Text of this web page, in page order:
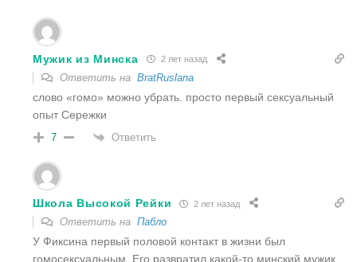
Мужик из Минска 2 лет назад
Ответить на BratRuslana
слово «гомо» можно убрать. просто первый сексуальный
опыт Сережки
7 Ответить
Школа Высокой Рейки 2 лет назад
Ответить на Пабло
У Фиксина первый половой контакт в жизни был
гомосексуальным. Его развратил какой-то минский мужик.